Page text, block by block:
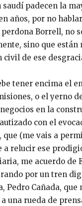
padecen la
años, por no
perdona Borrell, no
sino que están
civil de ese
tener encima el
o el yerno
en la
con el
que (me vais a
a relucir ese
me acuerdo de
por un tren
Cañada, que
una rueda de